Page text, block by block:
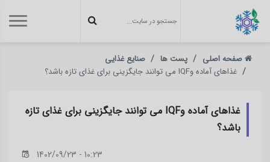
صفحه اصلی پست ها
صنایع غذایی
غذاهای آماده وIQF می توانند جایگزینی برای غذای تازه باشد؟
غذاهای آماده وIQF می توانند جایگزینی برای غذای تازه
باشد؟
1402/09/23 - 10:23